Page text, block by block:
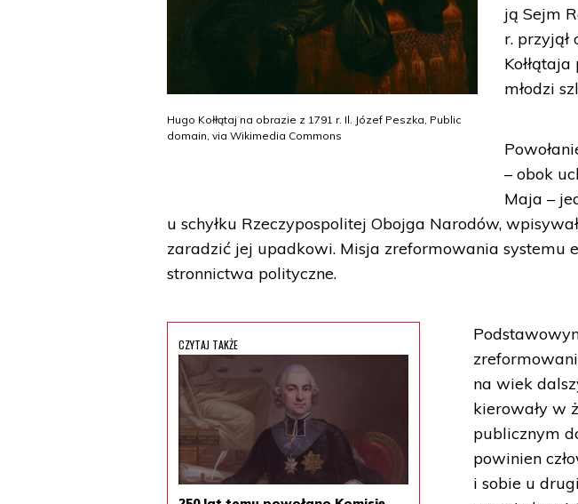
Hugo Kołłątaj na obrazie z 1791 r. Il. Józef Peszka, Public
domain, via Wikimedia Commons
ją Sejm
r.
młodzi
– obok
Maja –
u schyłku Rzeczypospolitej Obojga Narodów,
zaradzić jej upadkowi. Misja zreformowania systemu
stronnictwa polityczne.
CZYTAJ TAKŻE
na wiek
kierowały w
publicznym
powinien
i sobie u